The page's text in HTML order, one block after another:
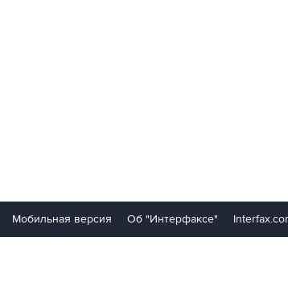
Мобильная версия Об "Интерфаксе"